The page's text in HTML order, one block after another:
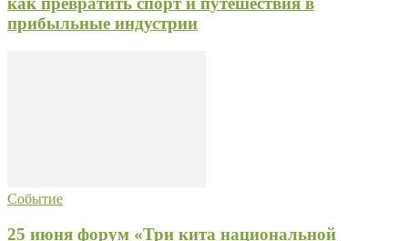
прибыльные индустрии
Событие
25 июня форум «Три кита национальной